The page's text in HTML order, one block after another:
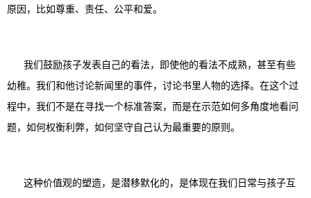
原因，比如尊重、责任、公平和爱。
我们鼓励孩子发表自己的看法，即使他的看法不成熟，甚至有些
幼稚。我们和他讨论新闻里的事件，讨论书里人物的选择。在这个过
程中，我们不是在寻找一个标准答案，而是在示范如何多角度地看问
题，如何权衡利弊，如何坚守自己认为最重要的原则。
这种价值观的塑造，是潜移默化的，是体现在我们日常与孩子互